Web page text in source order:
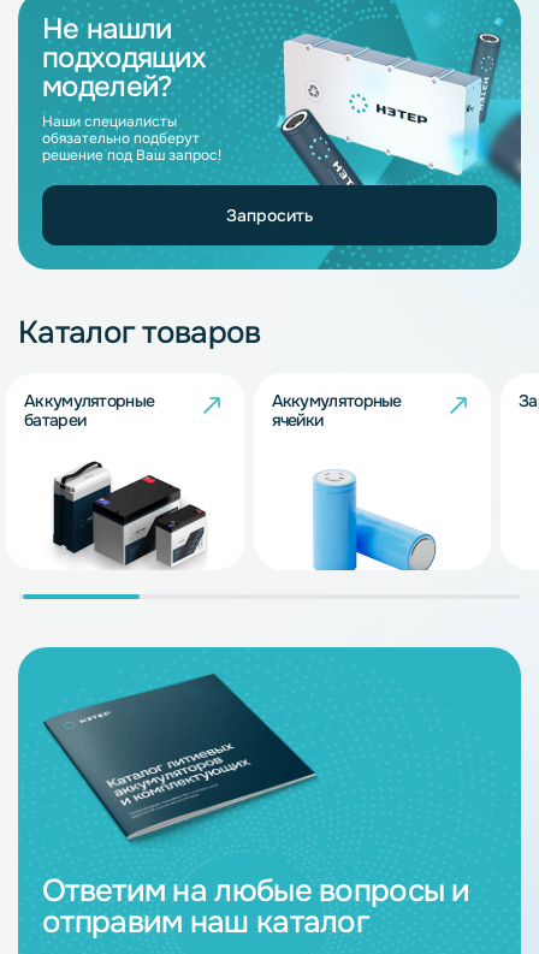
Не нашли
подходящих
моделей?
Наши специалисты
обязательно подберут
решение под Ваш запрос!
Запросить
Каталог товаров
Аккумуляторные
батареи
Аккумуляторные
ячейки
Ответим на любые вопросы и
отправим наш каталог